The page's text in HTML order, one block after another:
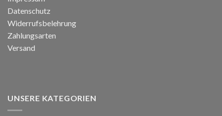
Datenschutz
Widerrufsbelehrung
Zahlungsarten
Versand
UNSERE KATEGORIEN